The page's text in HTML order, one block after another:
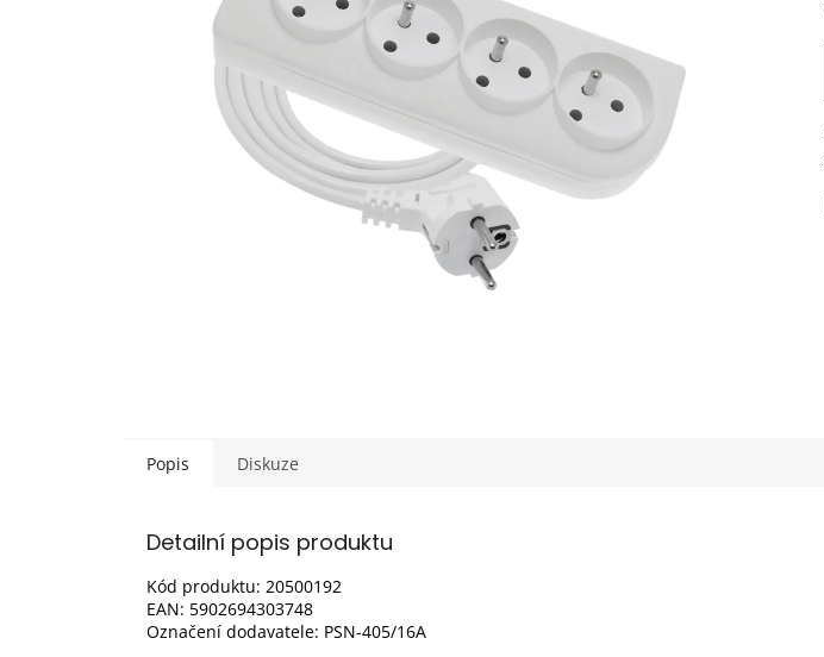
Popis Diskuze
Detailní popis produktu
Kód produktu: 20500192
EAN: 5902694303748
Označení dodavatele: PSN-405/16A